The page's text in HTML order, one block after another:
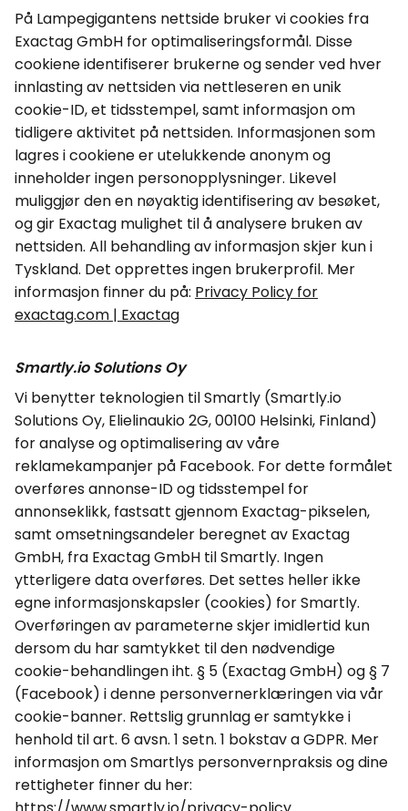
På Lampegigantens nettside bruker vicookies fra
ExactagGmbH for optimaliseringsformål. Disse
cookieneidentifiserer brukerne og sender ved hver
innlasting av nettsiden via nettleseren en unik
cookie-ID, et tidsstempel, samt informasjon om
tidligere aktivitet på nettsiden. Informasjonen som
lagres icookieneer utelukkende anonym og
inneholder ingen personopplysninger. Likevel
muliggjør den en nøyaktig identifisering av besøket,
og gir Exactag mulighet til å analysere bruken av
nettsiden. All behandling av informasjon skjer kun i
Tyskland. Det opprettes ingen brukerprofil. Mer
informasjon finner du på: Privacy Policy for
exactag.com | Exactag
Smartly.io Solutions Oy
Vi benytter teknologien tilSmartly (Smartly.io
Solutions Oy, Elielinaukio2G, 00100 Helsinki, Finland)
for analyse og optimalisering av våre
reklamekampanjer på Facebook. For dette formålet
overføres annonse-ID og tidsstempel for
annonseklikk, fastsatt gjennom Exactag-pikselen,
samt omsetningsandeler beregnet av Exactag
GmbH, fra ExactagGmbH tilSmartly. Ingen
ytterligere data overføres. Det settes heller ikke
egne informasjonskapsler (cookies) forSmartly.
Overføringen av parameterne skjer imidlertid kun
dersom du har samtykket til den nødvendige
cookie-behandlingen iht. § 5 (ExactagGmbH) og § 7
(Facebook) i denne personvernerklæringen via vår
cookie-banner. Rettslig grunnlag er samtykke i
henhold til art. 6avsn. 1 setn. 1 bokstav a GDPR. Mer
informasjon om Smartlys personvernpraksis og dine
rettigheter finner du her: